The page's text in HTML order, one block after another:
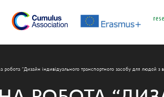
робота “Дизайн індивідуального транспортного засобу для людей з